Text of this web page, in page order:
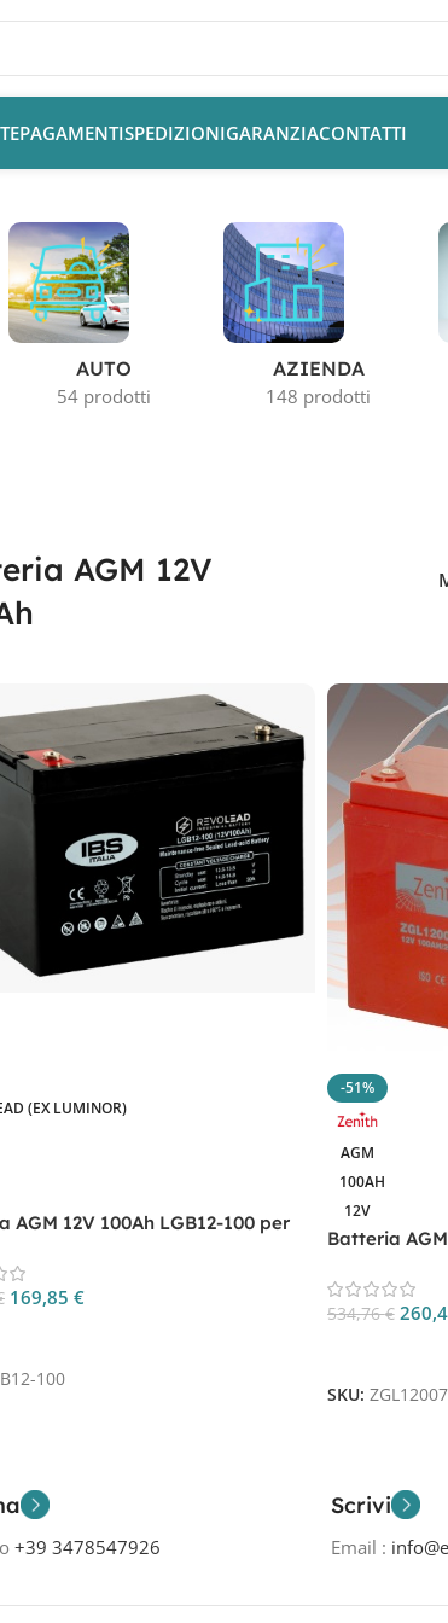
PAGAMENTISPEDIZIONIGARANZIACONTATTI
AUTO
54 prodotti
AZIENDA
148 prodotti
AGM 12V
(EX LUMINOR)
AGM 12V 100Ah LGB12-100 per
169,85 €
100
-51%
AGM
100AH
12V
Batteria
534,76€
SKU:
+39 3478547926
Scrivi
Email :